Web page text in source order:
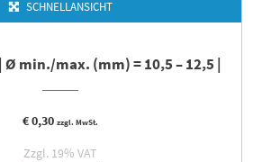
SCHNELLANSICHT
Ø min./max. (mm) = 10,5 – 12,5 |
€0,30 zzgl. MwSt.
Zzgl. 19% VAT